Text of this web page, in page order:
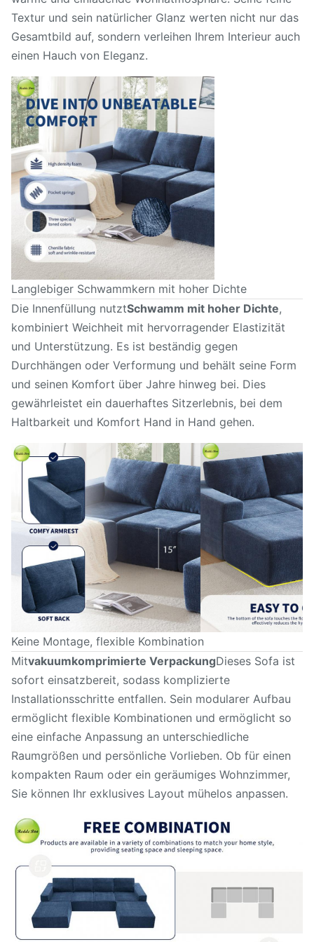
Textur und sein natürlicher Glanz werten nicht nur das
Gesamtbild auf, sondern verleihen Ihrem Interieur auch
einen Hauch von Eleganz.
Langlebiger Schwammkern mit hoher Dichte
Die Innenfüllung nutztSchwamm mit hoher Dichte,
kombiniert Weichheit mit hervorragender Elastizität
und Unterstützung. Es ist beständig gegen
Durchhängen oder Verformung und behält seine Form
und seinen Komfort über Jahre hinweg bei. Dies
gewährleistet ein dauerhaftes Sitzerlebnis, bei dem
Haltbarkeit und Komfort Hand in Hand gehen.
Keine Montage, flexible Kombination
Mitvakuumkomprimierte VerpackungDieses Sofa ist
sofort einsatzbereit, sodass komplizierte
Installationsschritte entfallen. Sein modularer Aufbau
ermöglicht flexible Kombinationen und ermöglicht so
eine einfache Anpassung an unterschiedliche
Raumgrößen und persönliche Vorlieben. Ob für einen
kompakten Raum oder ein geräumiges Wohnzimmer,
Sie können Ihr exklusives Layout mühelos anpassen.